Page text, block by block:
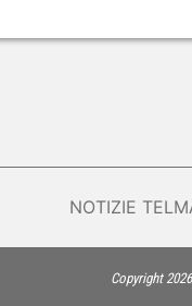
NOTIZIE
Copyright